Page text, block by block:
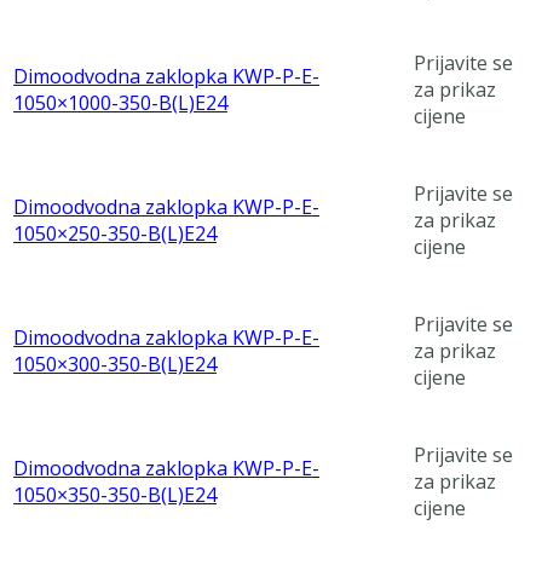
Dimoodvodna zaklopka KWP-P-E-
1050×1000-350-B(L)E24
Prijavite se
za prikaz
cijene
Dimoodvodna zaklopka KWP-P-E-
1050×250-350-B(L)E24
Prijavite se
za prikaz
cijene
Dimoodvodna zaklopka KWP-P-E-
1050×300-350-B(L)E24
Prijavite se
za prikaz
cijene
Dimoodvodna zaklopka KWP-P-E-
1050×350-350-B(L)E24
Prijavite se
za prikaz
cijene